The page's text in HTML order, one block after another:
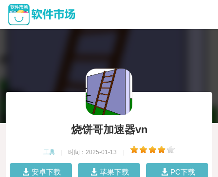
烧饼哥加速器vn
工具 时间：2025-01-13
安卓下载 苹果下载 PC下载